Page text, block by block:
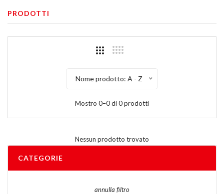
PRODOTTI
Nome prodotto: A - Z
Mostro 0–0 di 0 prodotti
Nessun prodotto trovato
CATEGORIE
annulla filtro